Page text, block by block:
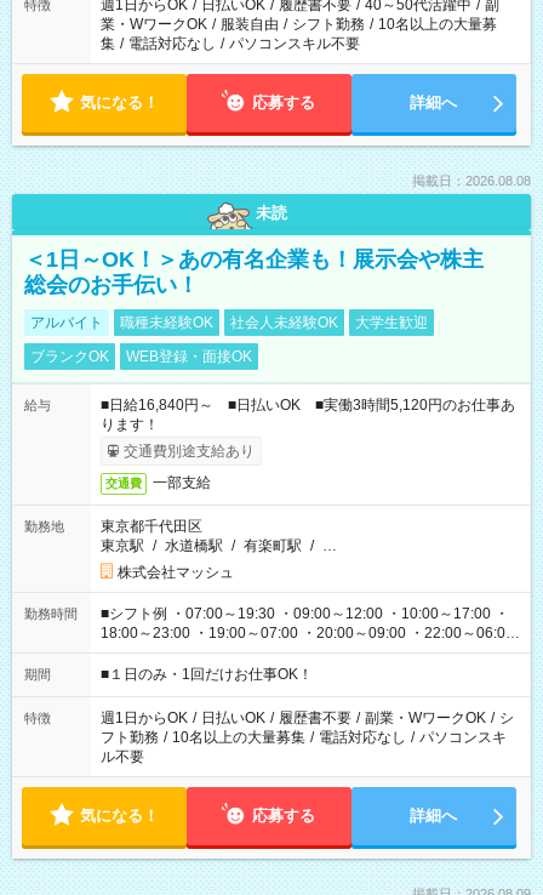
特徴 週1日からOK / 日払いOK / 履歴書不要 / 40～50代活躍中 / 副
業・WワークOK / 服装自由 / シフト勤務 / 10名以上の大量募
集 / 電話対応なし / パソコンスキル不要
気になる！ 応募する 詳細へ
掲載日：2026.08.08
未読
＜1日～OK！＞あの有名企業も！展示会や株主
総会のお手伝い！
アルバイト 職種未経験OK 社会人未経験OK
大学生歓迎
ブランクOK
WEB登録・面接OK
給与
■日給16,840円～ ■日払いOK ■実働3時間5,120円のお仕事あ
ります！
交通費別途支給あり
交通費 一部支給
勤務地
東京都千代田区
東京駅 / 水道橋駅 / 有楽町駅 / …
株式会社マッシュ
勤務時間
■シフト例 ・07:00～19:30 ・09:00～12:00 ・10:00～17:00 ・
18:00～23:00 ・19:00～07:00 ・20:00～09:00 ・22:00～06:00
etc ★最短で3時間で5,120円のお仕事から 15時間で2万円近く稼
げるお仕事も！ ご希望のお時間に合わせてご紹介！ ※シフトは
ください！
期間 ■１日のみ・1回だけお仕事OK！
特徴 週1日からOK / 日払いOK / 履歴書不要 / 副業・WワークOK / シ
フト勤務 / 10名以上の大量募集 / 電話対応なし / パソコンスキ
ル不要
気になる！ 応募する 詳細へ